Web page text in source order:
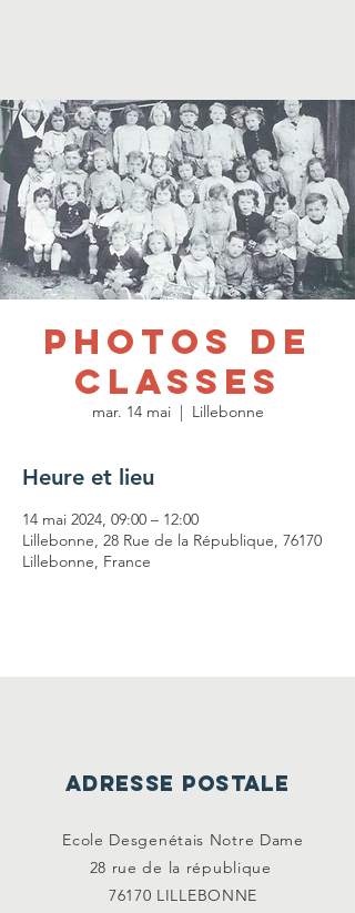
Photos de
classes
mar. 14 mai
  |
Lillebonne
Heure et lieu
14 mai 2024, 09:00 – 12:00
Lillebonne, 28 Rue de la République, 76170
Lillebonne, France
ADRESSE POSTALE
Ecole Desgenétais Notre Dame
28 rue de la république
76170 LILLEBONNE